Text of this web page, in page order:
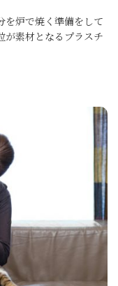
を炉で焼く準備をして
が素材となるプラスチ